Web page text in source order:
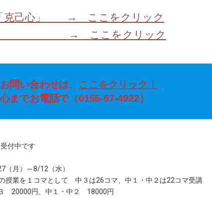
「克己心」 → ここをクリック
室 → ここをクリック
問い合わせは、 ここをクリック！
までお電話で（0155-67-4922）
中です
）～8/12（水）
コマとして 中３は26コマ、中１・中２は22コマ受講
円、中１・中２ 18000円